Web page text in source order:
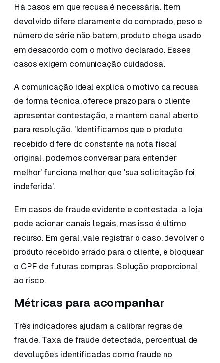
Há casos em que recusa é necessária. Item
devolvido difere claramente do comprado, peso e
número de série não batem, produto chega usado
em desacordo com o motivo declarado. Esses
casos exigem comunicação cuidadosa.
A comunicação ideal explica o motivo da recusa
de forma técnica, oferece prazo para o cliente
apresentar contestação, e mantém canal aberto
para resolução. 'Identificamos que o produto
recebido difere do constante na nota fiscal
original, podemos conversar para entender
melhor' funciona melhor que 'sua solicitação foi
indeferida'.
Em casos de fraude evidente e contestada, a loja
pode acionar canais legais, mas isso é último
recurso. Em geral, vale registrar o caso, devolver o
produto recebido errado para o cliente, e bloquear
o CPF de futuras compras. Solução proporcional
ao risco.
Métricas para acompanhar
Três indicadores ajudam a calibrar regras de
fraude. Taxa de fraude detectada, percentual de
devoluções identificadas como fraude no